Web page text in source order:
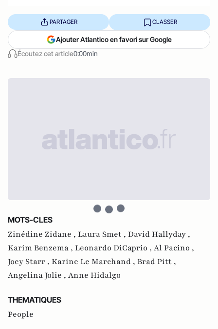
Écoutez cet article0:00min
PARTAGER CLASSER
Ajouter Atlantico en favori sur Google
MOTS-CLES
Zinédine Zidane , Laura Smet , David Hallyday ,
Karim Benzema , Leonardo DiCaprio , Al Pacino ,
Joey Starr , Karine Le Marchand , Brad Pitt ,
Angelina Jolie , Anne Hidalgo
THEMATIQUES
People